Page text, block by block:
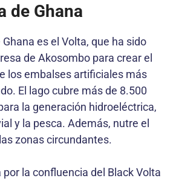
de Ghana
es el Volta, que ha sido
de Akosombo para crear el
los embalses artificiales más
El lago cubre más de 8.500
la generación hidroeléctrica,
y la pesca. Además, nutre el
zonas circundantes.
por la confluencia del Black Volta